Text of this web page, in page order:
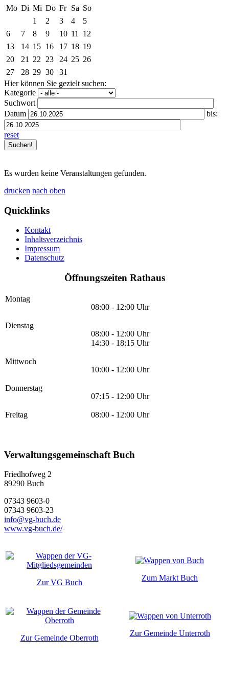
Mo Di Mi Do Fr Sa So
1
2 3 4
5
6
7 8 9 10 11
12
13
14 15 16 17 18 19
20
21 22 23 24 25 26
27
28 29 30
31
Hier können Sie gezielt suchen:
Kategorie
Suchwort
Datum
bis:
reset
Es wurden keine Veranstaltungen gefunden.
drucken nach oben
Quicklinks
Kontakt
Inhaltsverzeichnis
Impressum
Datenschutz
Öffnungszeiten Rathaus
Montag
08:00 - 12:00 Uhr
Dienstag
08:00 - 12:00 Uhr
14:30 - 18:15 Uhr
Mittwoch
10:00 - 12:00 Uhr
Donnerstag
07:15 - 12:00 Uhr
Freitag 08:00 - 12:00 Uhr
Verwaltungsgemeinschaft Buch
Friedhofweg 2
89290 Buch
07343 9603-0
07343 9603-23
info@vg-buch.de
www.vg-buch.de/
Zur VG Buch
Zum Markt Buch
Zur Gemeinde Oberroth
Zur Gemeinde Unterroth